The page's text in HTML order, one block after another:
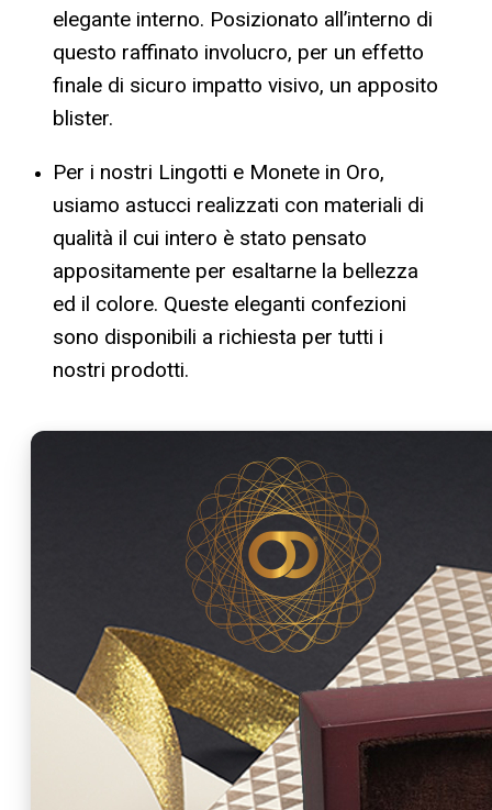
elegante interno. Posizionato all’interno di
questo raffinato involucro, per un effetto
finale di sicuro impatto visivo, un apposito
blister.
Per i nostri Lingotti e Monete in Oro,
usiamo astucci realizzati con materiali di
qualità il cui intero è stato pensato
appositamente per esaltarne la bellezza
ed il colore. Queste eleganti confezioni
sono disponibili a richiesta per tutti i
nostri prodotti.